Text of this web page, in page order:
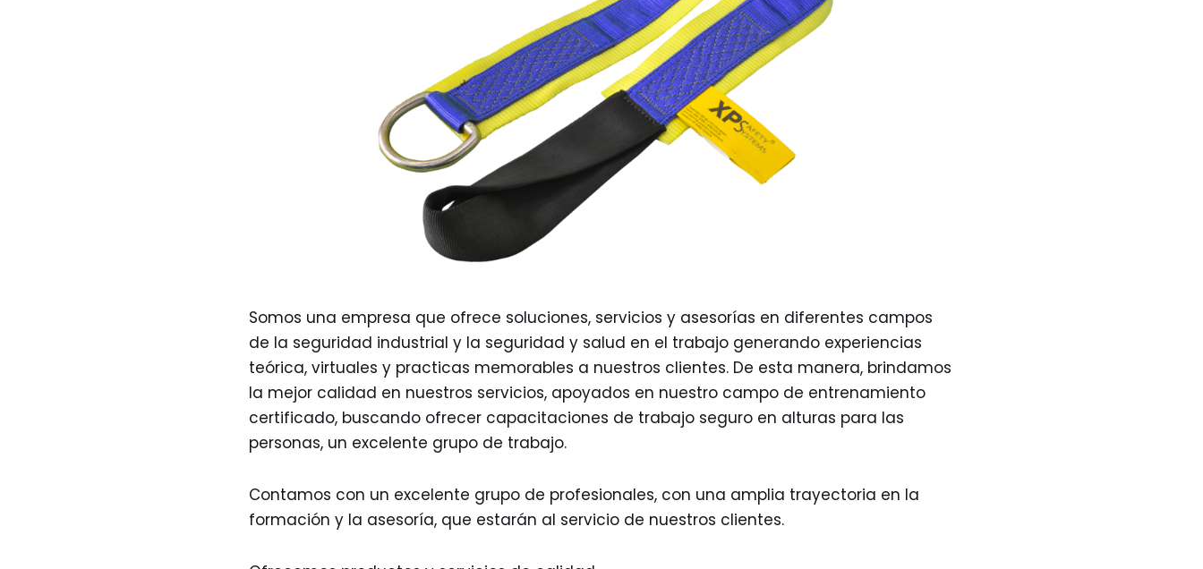
Somos una empresa que ofrece soluciones, servicios y asesorías en diferentes campos
de la seguridad industrial y la seguridad y salud en el trabajo generando experiencias
teórica, virtuales y practicas memorables a nuestros clientes. De esta manera, brindamos
la mejor calidad en nuestros servicios, apoyados en nuestro campo de entrenamiento
certificado, buscando ofrecer capacitaciones de trabajo seguro en alturas para las
personas, un excelente grupo de trabajo.
Contamos con un excelente grupo de profesionales, con una amplia trayectoria en la
formación y la asesoría, que estarán al servicio de nuestros clientes.